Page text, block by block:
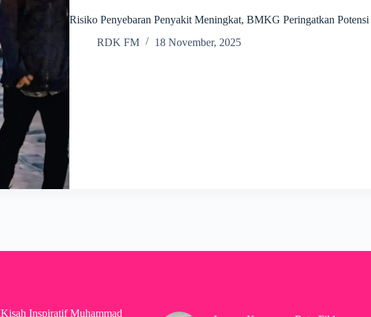
Risiko Penyebaran Penyakit Meningkat, BMKG Peringatkan Potensi
RDK FM
18 November, 2025
Kisah Inspiratif Muhammad